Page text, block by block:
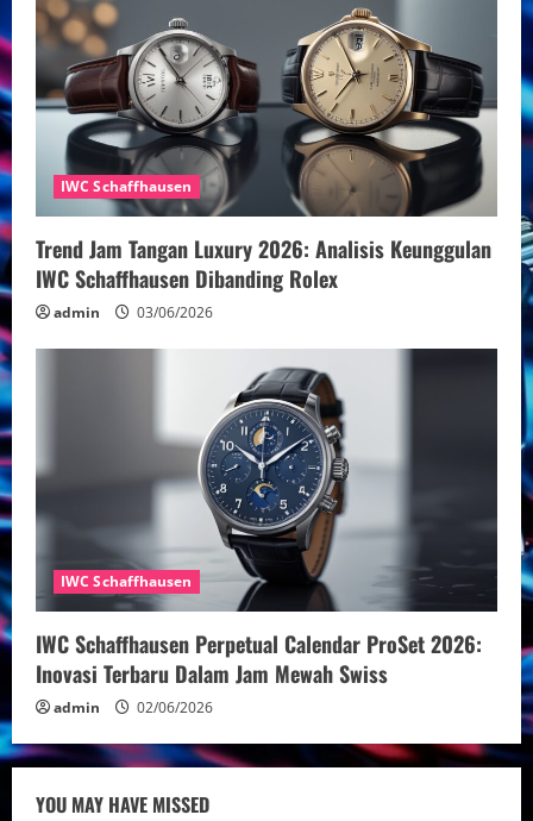
IWC Schaffhausen
Trend Jam Tangan Luxury 2026: Analisis Keunggulan
IWC Schaffhausen Dibanding Rolex
admin 03/06/2026
IWC Schaffhausen
IWC Schaffhausen Perpetual Calendar ProSet 2026:
Inovasi Terbaru Dalam Jam Mewah Swiss
admin 02/06/2026
YOU MAY HAVE MISSED